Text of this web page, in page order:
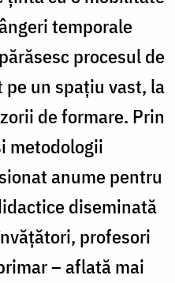
temporale
procesul de
un spațiu vast, la
de formare. Prin
metodologii
anume pentru
diseminată
profesori
– aflată mai